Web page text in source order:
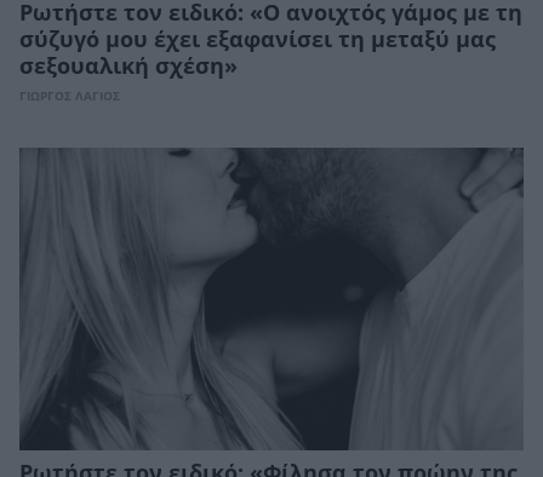
Ρωτήστε τον ειδικό: «Ο ανοιχτός γάμος με τη
σύζυγό μου έχει εξαφανίσει τη μεταξύ μας
σεξουαλική σχέση»
ΓΙΩΡΓΟΣ ΛΑΓΙΟΣ